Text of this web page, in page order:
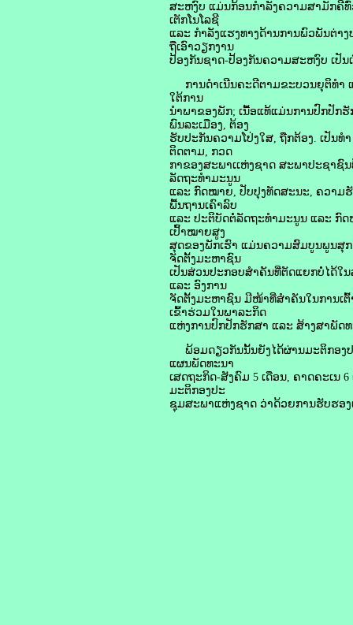
ສະຫງົບ ແມ່ນກ້ອນກໍາລັງຄວາມສາມັກຄີທົ່
ເຕັກໂນໂລຊີ
ແລະ ກໍາລັງແຮງທາງດ້ານການພົວພັນຕ່າ
ຖືເອົາວຽກງານ
ປ້ອງກັນຊາດ-ປ້ອງກັນຄວາມສະຫງົບ ເປັ
ການດໍາເນີນຄະດີຕາມຂະບວນຍຸຕິທໍາ
ໃຕ້ການ
ນໍາພາຂອງພັກ; ເນື້ອແທ້ແມ່ນການປົກປັກ
ພົນລະເມືອງ, ຕ້ອງ
ຮັບປະກັນຄວາມໂປ່ງໃສ, ຖືກຕ້ອງ. ເປັນ
ຕິດຕາມ, ກວດ
ກາຂອງສະພາເເຫ່ງຊາດ ສະພາປະຊາຊົ
ລັດຖະທໍາມະນູນ
ແລະ ກົດໝາຍ, ປັບປຸງທັດສະນະ, ຄວາມ
ພື້ນຖານເຄົາລົບ
ແລະ ປະຕິບັດຕໍ່ລັດຖະທໍາມະນູນ ແລະ ກົ
ເປົ້າໝາຍສູງ
ສຸດຂອງພັກເຮົາ ແມ່ນຄວາມສົມບູນພູນສຸກ
ຈັດຕັ້ງມະຫາຊົນ
ເປັນສ່ວນປະກອບສໍາຄັນທີ່ຕັດແຍກບໍ່ໄດ້ໃ
ແລະ ອົງການ
ຈັດຕັ້ງມະຫາຊົນ ມີໜ້າທີ່ສໍາຄັນໃນການເ
ເຂົ້າຮ່ວມໃນພາລະກິດ
ແຫ່ງການປົກປັກຮັກສາ ແລະ ສ້າງສາພັດ
ພ້ອມດຽວກັນນັ້ນຍັງໄດ້ຜ່ານມະຕິກອງປ
ແຜນພັດທະນາ
ເສດຖະກິດ-ສັງຄົມ 5 ເດືອນ, ຄາດຄະເນ
ມະຕິກອງປະ
ຊຸມສະພາແຫ່ງຊາດ ວ່າດ້ວຍການຮັບຮອງ